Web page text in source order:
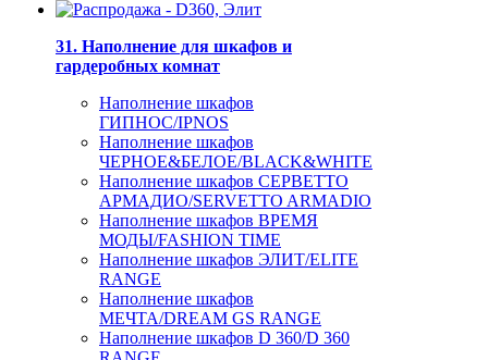
31. Наполнение для шкафов и
гардеробных комнат
Наполнение шкафов
ГИПНОС/IPNOS
Наполнение шкафов
ЧЕРНОЕ&БЕЛОЕ/BLACK&WHITE
Наполнение шкафов СЕРВЕТТО
АРМАДИО/SERVETTO ARMADIO
Наполнение шкафов ВРЕМЯ
МОДЫ/FASHION TIME
Наполнение шкафов ЭЛИТ/ELITE
RANGE
Наполнение шкафов
МЕЧТА/DREAM GS RANGE
Наполнение шкафов D 360/D 360